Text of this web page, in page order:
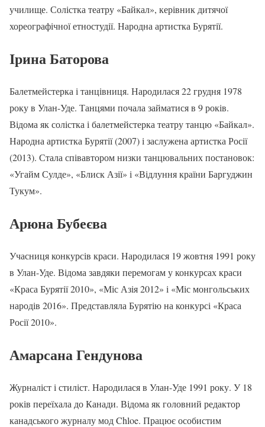
училище. Солістка театру «Байкал», керівник дитячої
хореографічної етностудії. Народна артистка Бурятії.
Ірина Баторова
Балетмейстерка і танцівниця. Народилася 22 грудня 1978
року в Улан-Уде. Танцями почала займатися в 9 років.
Відома як солістка і балетмейстерка театру танцю «Байкал».
Народна артистка Бурятії (2007) і заслужена артистка Росії
(2013). Стала співавтором низки танцювальних постановок:
«Угайм Сулде», «Блиск Азії» і «Відлуння країни Баргуджин
Тукум».
Арюна Бубеєва
Учасниця конкурсів краси. Народилася 19 жовтня 1991 року
в Улан-Уде. Відома завдяки перемогам у конкурсах краси
«Краса Бурятії 2010», «Міс Азія 2012» і «Міс монгольських
народів 2016». Представляла Бурятію на конкурсі «Краса
Росії 2010».
Амарсана Гендунова
Журналіст і стиліст. Народилася в Улан-Уде 1991 року. У 18
років переїхала до Канади. Відома як головний редактор
канадського журналу мод Chloe. Працює особистим